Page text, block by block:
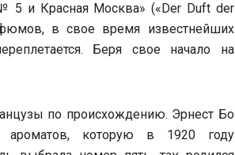
5 и Красная Москва» («Der Duft der
в свое время известнейших
Беря свое начало на
по происхождению. Эрнест Бо
которую в 1920 году